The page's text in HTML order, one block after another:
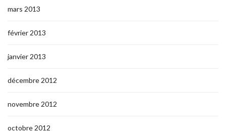
mars 2013
février 2013
janvier 2013
décembre 2012
novembre 2012
octobre 2012